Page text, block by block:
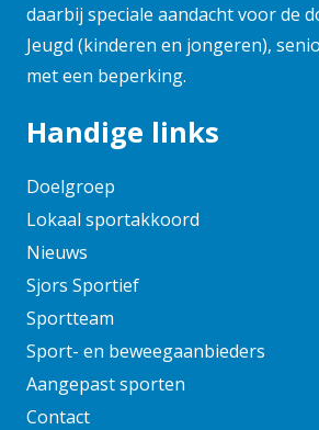
januari 2025
november 2024
oktober 2024
augustus 2024
juni 2024
mei 2024
april 2024
maart 2024
februari 2024
januari 2024
december 2023
november 2023
daarbij speciale aandacht voor de
Jeugd (kinderen en jongeren),
met een beperking.
Handige links
Doelgroep
Lokaal sportakkoord
Nieuws
Sjors Sportief
Sportteam
Sport- en beweegaanbieders
Aangepast sporten
Contact